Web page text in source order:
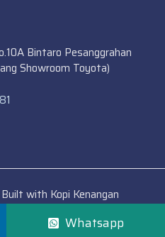
Bintaro Pesanggrahan
Showroom Toyota)
with Kopi Kenangan
Whatsapp